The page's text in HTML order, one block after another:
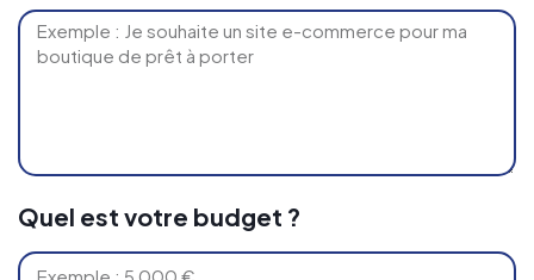
Quel est votre budget ?